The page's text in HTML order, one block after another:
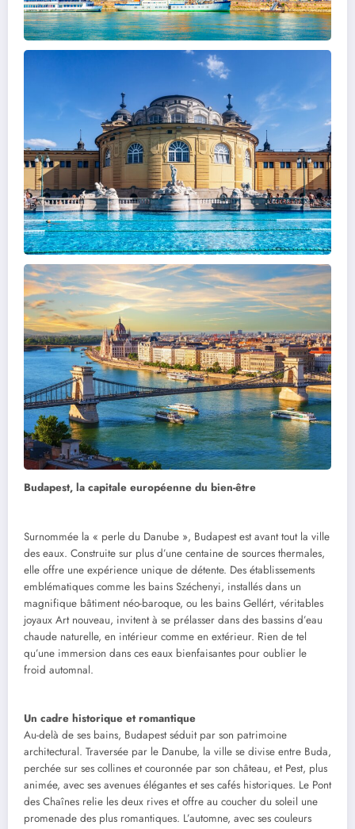
Budapest, la capitale européenne du bien-être
Surnommée la « perle du Danube », Budapest est avant tout la ville
des eaux. Construite sur plus d’une centaine de sources thermales,
elle offre une expérience unique de détente. Des établissements
emblématiques comme les bains Széchenyi, installés dans un
magnifique bâtiment néo-baroque, ou les bains Gellért, véritables
joyaux Art nouveau, invitent à se prélasser dans des bassins d’eau
chaude naturelle, en intérieur comme en extérieur. Rien de tel
qu’une immersion dans ces eaux bienfaisantes pour oublier le
froid automnal.
Un cadre historique et romantique
Au-delà de ses bains, Budapest séduit par son patrimoine
architectural. Traversée par le Danube, la ville se divise entre Buda,
perchée sur ses collines et couronnée par son château, et Pest, plus
animée, avec ses avenues élégantes et ses cafés historiques. Le Pont
des Chaînes relie les deux rives et offre au coucher du soleil une
promenade des plus romantiques. L’automne, avec ses couleurs